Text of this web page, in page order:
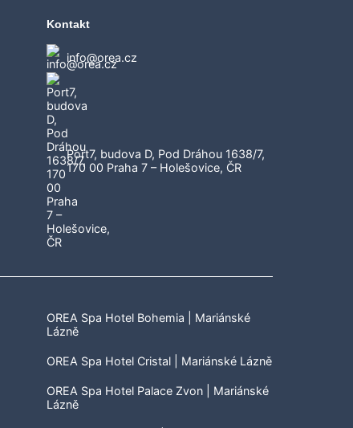
Kontakt
info@orea.cz
Port7, budova D, Pod Dráhou 1638/7,
170 00 Praha 7 – Holešovice, ČR
OREA Spa Hotel Bohemia | Mariánské
Lázně
OREA Spa Hotel Cristal | Mariánské Lázně
OREA Spa Hotel Palace Zvon | Mariánské
Lázně